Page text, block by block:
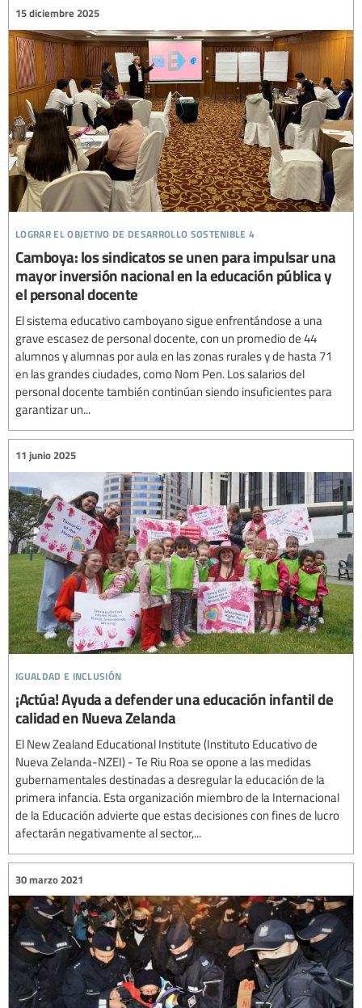
lograr el objetivo de desarrollo sostenible 4
15 diciembre 2025
Camboya: los sindicatos se unen para impulsar una
mayor inversión nacional en la educación pública y
el personal docente
El sistema educativo camboyano sigue enfrentándose a una
grave escasez de personal docente, con un promedio de 44
alumnos y alumnas por aula en las zonas rurales y de hasta 71
en las grandes ciudades, como Nom Pen. Los salarios del
personal docente también continúan siendo insuficientes para
garantizar un...
igualdad e inclusión
11 junio 2025
¡Actúa! Ayuda a defender una educación infantil de
calidad en Nueva Zelanda
El New Zealand Educational Institute (Instituto Educativo de
Nueva Zelanda-NZEI) - Te Riu Roa se opone a las medidas
gubernamentales destinadas a desregular la educación de la
primera infancia. Esta organización miembro de la Internacional
de la Educación advierte que estas decisiones con fines de lucro
afectarán negativamente al sector,...
30 marzo 2021